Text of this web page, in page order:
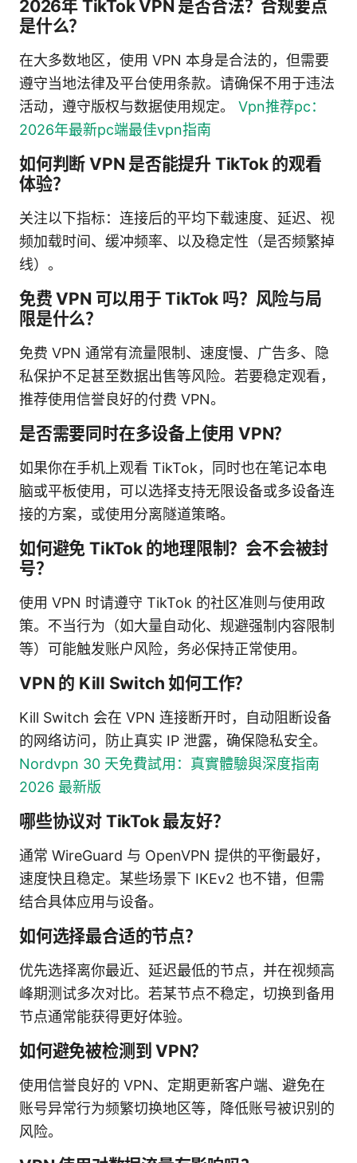
2026年 TikTok VPN 是否合法？合规要点
是什么？
在大多数地区，使用 VPN 本身是合法的，但需要
遵守当地法律及平台使用条款。请确保不用于违法
活动，遵守版权与数据使用规定。 Vpn推荐pc：
2026年最新pc端最佳vpn指南
如何判断 VPN 是否能提升 TikTok 的观看
体验？
关注以下指标：连接后的平均下载速度、延迟、视
频加载时间、缓冲频率、以及稳定性（是否频繁掉
线）。
免费 VPN 可以用于 TikTok 吗？风险与局
限是什么？
免费 VPN 通常有流量限制、速度慢、广告多、隐
私保护不足甚至数据出售等风险。若要稳定观看，
推荐使用信誉良好的付费 VPN。
是否需要同时在多设备上使用 VPN？
如果你在手机上观看 TikTok，同时也在笔记本电
脑或平板使用，可以选择支持无限设备或多设备连
接的方案，或使用分离隧道策略。
如何避免 TikTok 的地理限制？会不会被封
号？
使用 VPN 时请遵守 TikTok 的社区准则与使用政
策。不当行为（如大量自动化、规避强制内容限制
等）可能触发账户风险，务必保持正常使用。
VPN 的 Kill Switch 如何工作？
Kill Switch 会在 VPN 连接断开时，自动阻断设备
的网络访问，防止真实 IP 泄露，确保隐私安全。
Nordvpn 30 天免費試用：真實體驗與深度指南
2026 最新版
哪些协议对 TikTok 最友好？
通常 WireGuard 与 OpenVPN 提供的平衡最好，
速度快且稳定。某些场景下 IKEv2 也不错，但需
结合具体应用与设备。
如何选择最合适的节点？
优先选择离你最近、延迟最低的节点，并在视频高
峰期测试多次对比。若某节点不稳定，切换到备用
节点通常能获得更好体验。
如何避免被检测到 VPN？
使用信誉良好的 VPN、定期更新客户端、避免在
账号异常行为频繁切换地区等，降低账号被识别的
风险。